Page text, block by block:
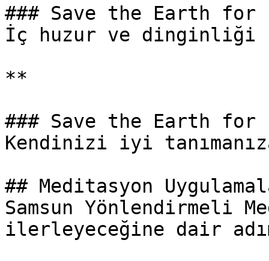
### Save the Earth for
İç huzur ve dinginliği
**
### Save the Earth for
Kendinizi iyi
## Meditasyon
Samsun Yönlendirmeli
ilerleyeceğine dair